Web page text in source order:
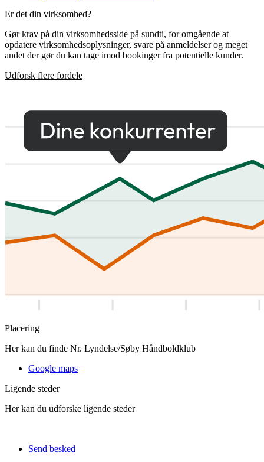
Er det din virksomhed?
Gør krav på din virksomhedsside på sundti, for omgående at
opdatere virksomhedsoplysninger, svare på anmeldelser og meget
andet der gør du kan tage imod bookinger fra potentielle kunder.
Udforsk flere fordele
Placering
Her kan du finde Nr. Lyndelse/Søby Håndboldklub
Google maps
Ligende steder
Her kan du udforske ligende steder
Send besked